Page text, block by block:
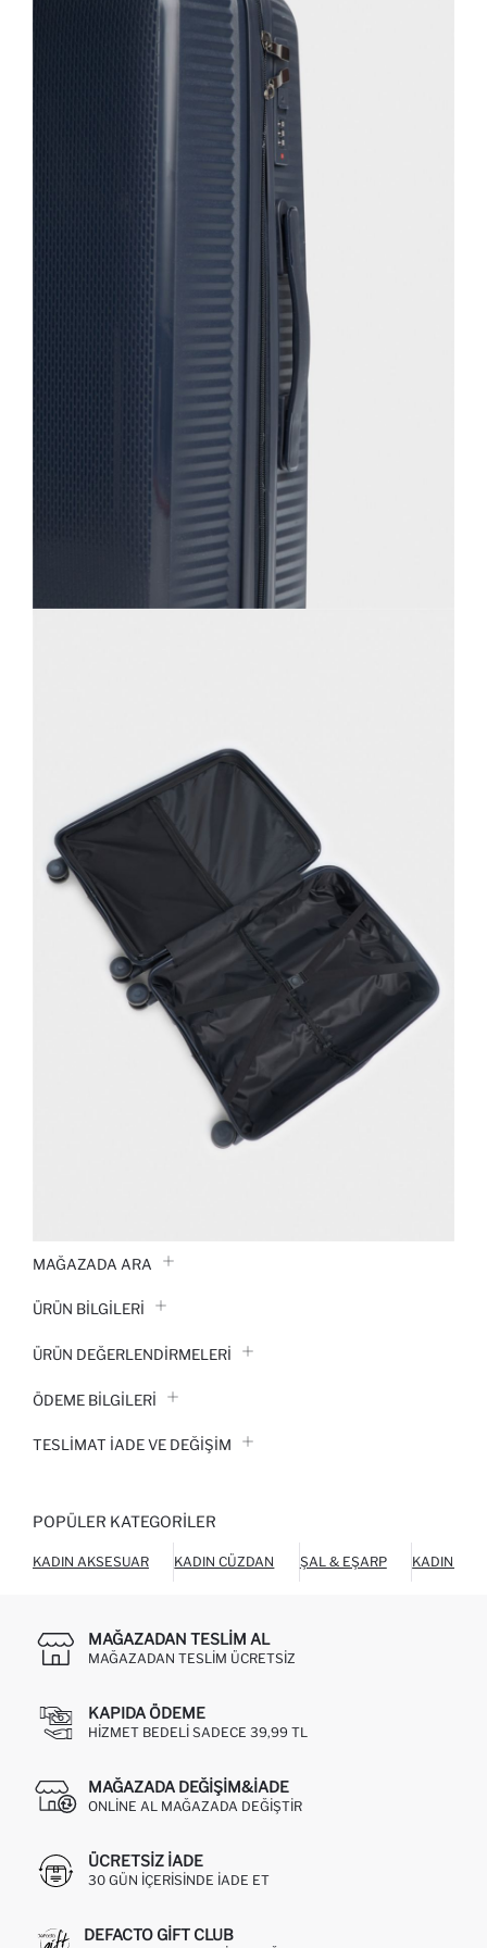
MAĞAZADA ARA
ÜRÜN BILGILERI
ÜRÜN DEĞERLENDİRMELERİ
ÖDEME BİLGİLERİ
TESLIMAT İADE VE DEĞIŞIM
POPÜLER KATEGORILER
KADIN AKSESUAR KADIN CÜZDAN ŞAL & EŞARP KADIN
MAĞAZADAN TESLIM AL
MAĞAZADAN TESLIM ÜCRETSIZ
KAPIDA ÖDEME
HIZMET BEDELI SADECE 39,99 TL
MAĞAZADA DEĞIŞIM&İADE
ONLINE AL MAĞAZADA DEĞIŞTIR
ÜCRETSIZ IADE
30 GÜN IÇERISINDE IADE ET
DEFACTO GIFT CLUB